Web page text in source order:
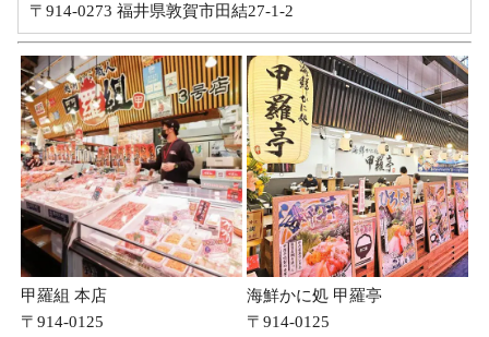
〒914-0273 福井県敦賀市田結27-1-2
甲羅組 本店
〒914-0125
海鮮かに処 甲羅亭
〒914-0125